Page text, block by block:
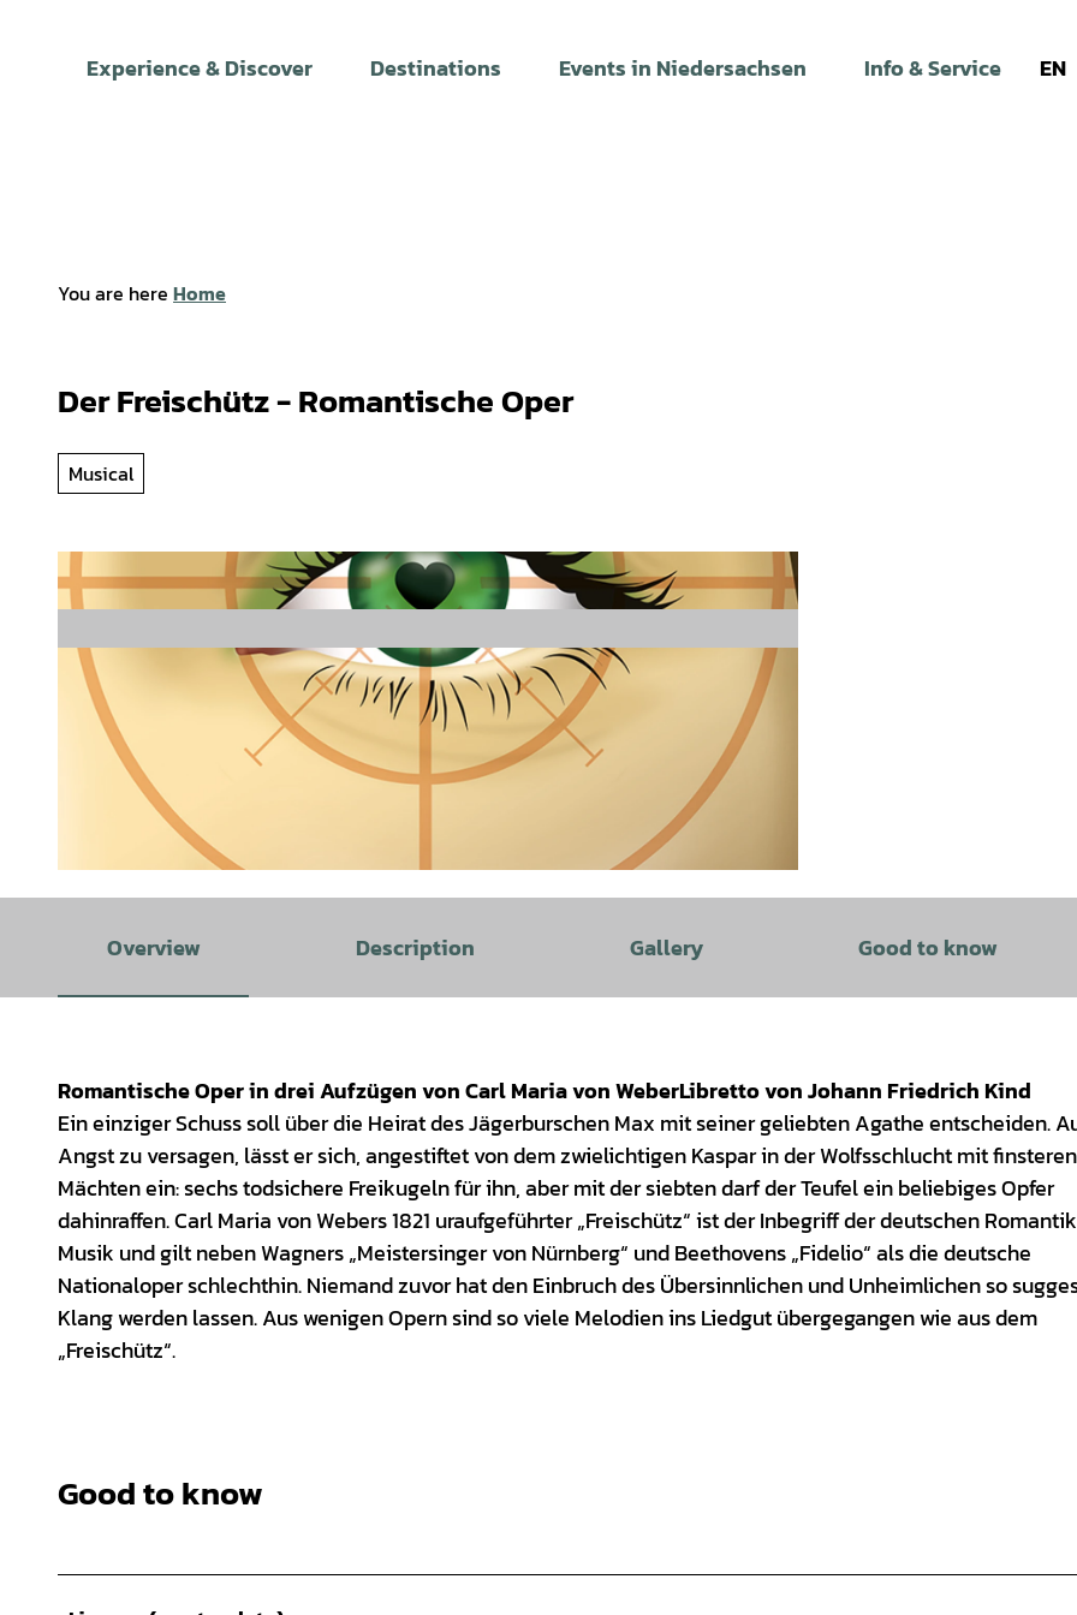
Experience & Discover Destinations Events in Niedersachsen Info & Service EN
You are here Home
Der Freischütz - Romantische Oper
Musical
Overview Description Gallery Good to know
Romantische Oper in drei Aufzügen von Carl Maria von WeberLibretto von Johann Friedrich Kind
Ein einziger Schuss soll über die Heirat des Jägerburschen Max mit seiner geliebten Agathe entscheiden.
Angst zu versagen, lässt er sich, angestiftet von dem zwielichtigen Kaspar in der Wolfsschlucht mit finsteren
Mächten ein: sechs todsichere Freikugeln für ihn, aber mit der siebten darf der Teufel ein beliebiges Opfer
dahinraffen. Carl Maria von Webers 1821 uraufgeführter „Freischütz“ ist der Inbegriff der deutschen
Musik und gilt neben Wagners „Meistersinger von Nürnberg“ und Beethovens „Fidelio“ als die deutsche
Nationaloper schlechthin. Niemand zuvor hat den Einbruch des Übersinnlichen und Unheimlichen so
Klang werden lassen. Aus wenigen Opern sind so viele Melodien ins Liedgut übergegangen wie aus dem
„Freischütz“.
Good to know